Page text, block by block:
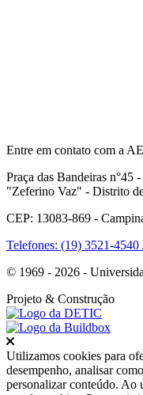
Entre em contato com a
Praça das Bandeiras
"Zeferino Vaz" - Distrito
CEP: 13083-869 -
Telefones: (19) 3521-
© 1969 - 2026 -
Projeto & Construção
Fechar
Utilizamos cookies para
desempenho, analisar
personalizar conteúdo. Ao